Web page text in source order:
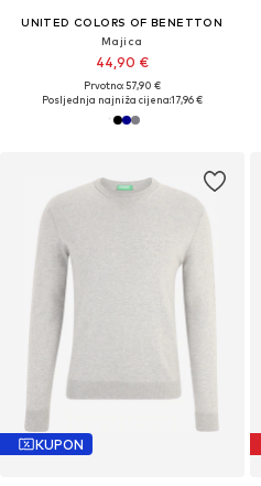
UNITED COLORS OF BENETTON
Majica
44,90 €
Prvotno: 57,90 €
Posljednja najniža cijena:17,96 €
KUPON